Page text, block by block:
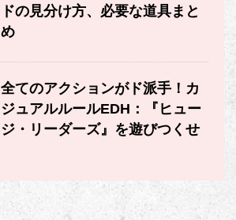
ドの見分け方、必要な道具まと
め
全てのアクションがド派手！カ
ジュアルルールEDH：『ヒュー
ジ・リーダーズ』を遊びつくせ